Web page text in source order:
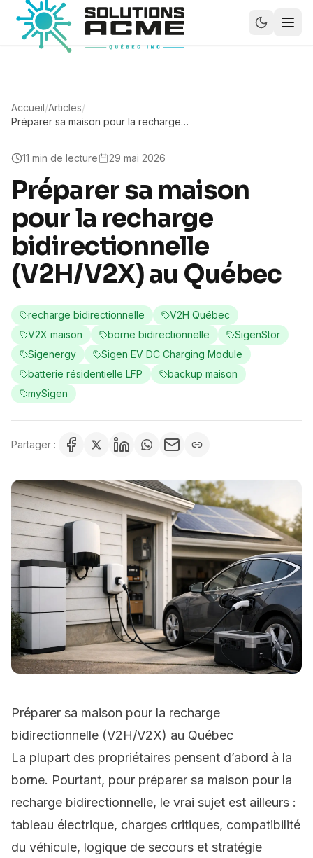
Accueil/Articles/
Préparer sa maison pour la recharge
11 min de lecture 29 mai 2026
Préparer sa maison
pour la recharge
bidirectionnelle
(V2H/V2X) au Québec
recharge bidirectionnelle
V2H Québec
V2X maison
borne bidirectionnelle
SigenStor
Sigenergy
Sigen EV DC Charging Module
batterie résidentielle LFP
backup maison
mySigen
Partager :
Préparer sa maison pour la recharge
bidirectionnelle (V2H/V2X) au Québec
La plupart des propriétaires pensent d’abord à la
borne. Pourtant, pour préparer sa maison pour la
recharge bidirectionnelle, le vrai sujet est ailleurs :
tableau électrique, charges critiques, compatibilité
du véhicule, logique de secours et stratégie